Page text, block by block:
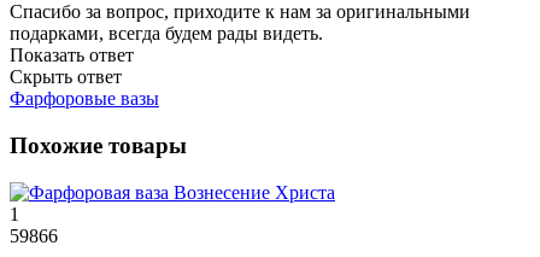
Спасибо за вопрос, приходите к нам за оригинальными
подарками, всегда будем рады видеть.
Показать ответ
Скрыть ответ
Фарфоровые вазы
Похожие товары
1
59866